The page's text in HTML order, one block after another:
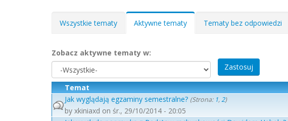
Zakładki podstawowe
Wszystkie tematy Aktywne tematy (aktywnaTematy bez odpowiedzi
Zobacz aktywne tematy w:
Temat
Jak wyglądają egzaminy semestralne? (Strona: 1,2)
by xkiniaxd on śr., 29/10/2014 - 20:05